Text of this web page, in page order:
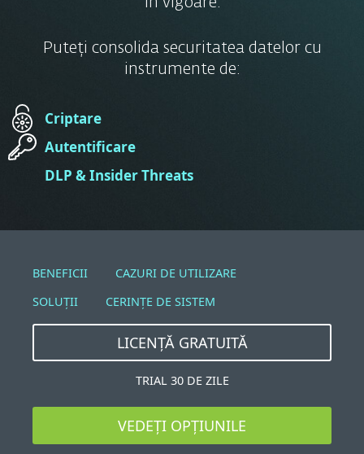
Puteți consolida securitatea datelor cu
instrumente de:
Criptare
Autentificare
DLP & Insider Threats
BENEFICII
CAZURI DE UTILIZARE
SOLUȚII
CERINȚE DE SISTEM
LICENȚĂ GRATUITĂ
TRIAL 30 DE ZILE
VEDEȚI OPȚIUNILE